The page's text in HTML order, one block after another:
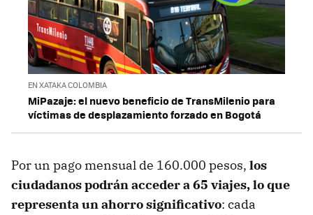
EN XATAKA COLOMBIA
MiPazaje: el nuevo beneficio de TransMilenio para
víctimas de desplazamiento forzado en Bogotá
Por un pago mensual de 160.000 pesos, los
ciudadanos podrán acceder a 65 viajes, lo que
representa un ahorro significativo: cada